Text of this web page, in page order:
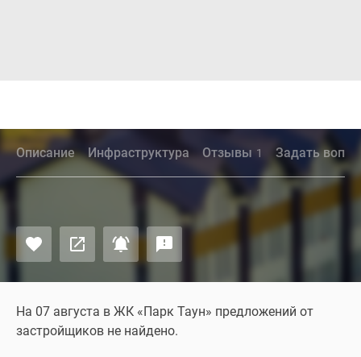
Описание Инфраструктура Отзывы 1 Задать
На 07 августа в ЖК «Парк Таун» предложений от
застройщиков не найдено.